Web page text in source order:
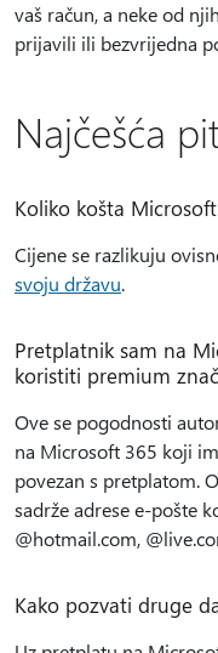
vaš račun, a neke od
prijavili ili bezvrijedna
Najčešća
Koliko košta
Cijene se razlikuju
svoju državu.
Pretplatnik sam na
koristiti premium
Ove se pogodnosti
na Microsoft 365 koji
povezan s pretplatom.
sadrže adrese e-pošte
@hotmail.com,
Kako pozvati druge